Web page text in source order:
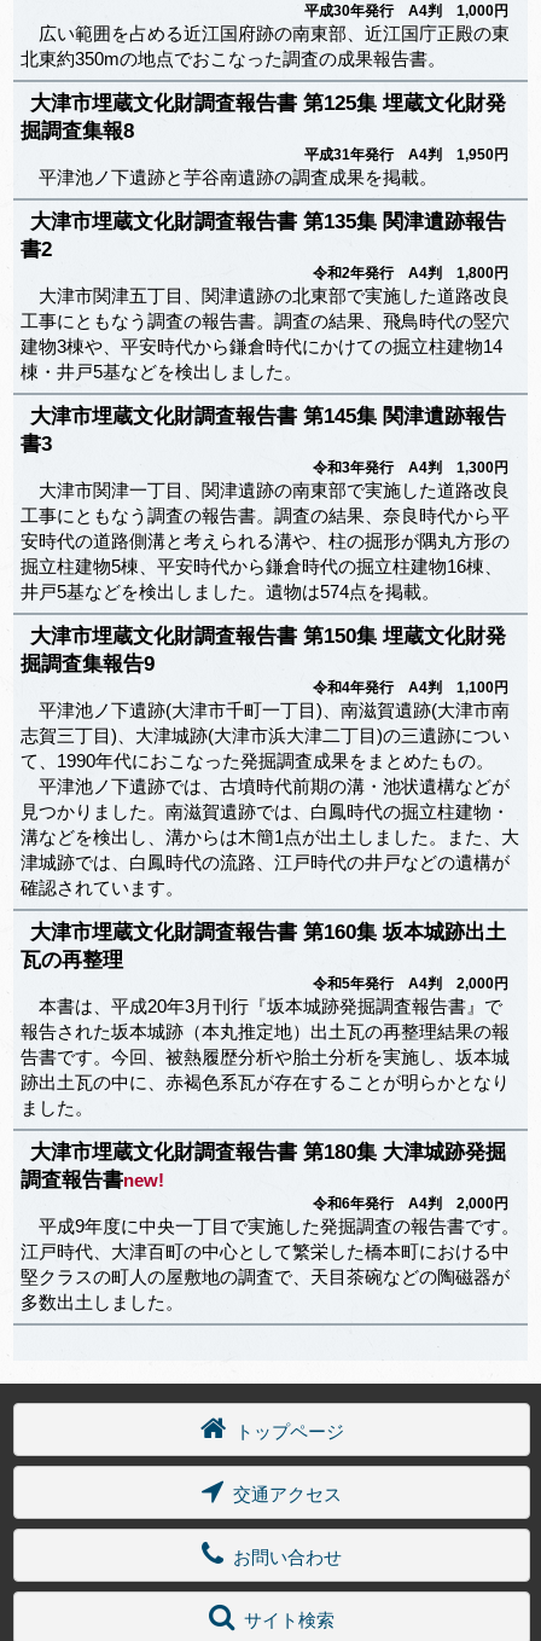
平成30年発行 A4判 1,000円
広い範囲を占める近江国府跡の南東部、近江国庁正殿の東
北東約350mの地点でおこなった調査の成果報告書。
大津市埋蔵文化財調査報告書 第125集 埋蔵文化財発
掘調査集報8
平成31年発行 A4判 1,950円
平津池ノ下遺跡と芋谷南遺跡の調査成果を掲載。
大津市埋蔵文化財調査報告書 第135集 関津遺跡報告
書2
令和2年発行 A4判 1,800円
大津市関津五丁目、関津遺跡の北東部で実施した道路改良
工事にともなう調査の報告書。調査の結果、飛鳥時代の竪穴
建物3棟や、平安時代から鎌倉時代にかけての掘立柱建物14
棟・井戸5基などを検出しました。
大津市埋蔵文化財調査報告書 第145集 関津遺跡報告
書3
令和3年発行 A4判 1,300円
大津市関津一丁目、関津遺跡の南東部で実施した道路改良
工事にともなう調査の報告書。調査の結果、奈良時代から平
安時代の道路側溝と考えられる溝や、柱の掘形が隅丸方形の
掘立柱建物5棟、平安時代から鎌倉時代の掘立柱建物16棟、
井戸5基などを検出しました。遺物は574点を掲載。
大津市埋蔵文化財調査報告書 第150集 埋蔵文化財発
掘調査集報告9
令和4年発行 A4判 1,100円
平津池ノ下遺跡(大津市千町一丁目)、南滋賀遺跡(大津市南
志賀三丁目)、大津城跡(大津市浜大津二丁目)の三遺跡につい
て、1990年代におこなった発掘調査成果をまとめたもの。
平津池ノ下遺跡では、古墳時代前期の溝・池状遺構などが
見つかりました。南滋賀遺跡では、白鳳時代の掘立柱建物・
溝などを検出し、溝からは木簡1点が出土しました。また、大
津城跡では、白鳳時代の流路、江戸時代の井戸などの遺構が
確認されています。
大津市埋蔵文化財調査報告書 第160集 坂本城跡出土
瓦の再整理
令和5年発行 A4判 2,000円
本書は、平成20年3月刊行『坂本城跡発掘調査報告書』で
報告された坂本城跡（本丸推定地）出土瓦の再整理結果の報
告書です。今回、被熱履歴分析や胎土分析を実施し、坂本城
跡出土瓦の中に、赤褐色系瓦が存在することが明らかとなり
ました。
大津市埋蔵文化財調査報告書 第180集 大津城跡発掘
調査報告書new!
令和6年発行 A4判 2,000円
平成9年度に中央一丁目で実施した発掘調査の報告書です。
江戸時代、大津百町の中心として繁栄した橋本町における中
堅クラスの町人の屋敷地の調査で、天目茶碗などの陶磁器が
多数出土しました。
トップページ
交通アクセス
お問い合わせ
サイト検索